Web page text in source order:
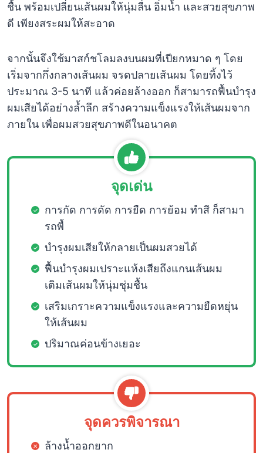
ชื้น พร้อมเปลี่ยนเส้นผมให้นุ่มลื่น อิ่มน้ำ และสวยสุขภาพ
ดี เพียงสระผมให้สะอาด
จากนั้นจึงใช้มาสก์ชโลมลงบนผมที่เปียกหมาด ๆ โดย
เริ่มจากกึ่งกลางเส้นผม จรดปลายเส้นผม โดยทิ้งไว้
ประมาณ 3-5 นาที แล้วค่อยล้างออก ก็สามารถฟื้นบำรุง
ผมเสียได้อย่างล้ำลึก สร้างความแข็งแรงให้เส้นผมจาก
ภายใน เพื่อผมสวยสุขภาพดีในอนาคต
จุดเด่น
การกัด การดัด การยืด การย้อม ทำสี ก็สามา
รถพื้
บำรุงผมเสียให้กลายเป็นผมสวยได้
ฟื้นบำรุงผมเปราะแห้งเสียถึงแกนเส้นผม
เติมเส้นผมให้นุ่มชุ่มชื้น
เสริมเกราะความแข็งแรงและความยืดหยุ่น
ให้เส้นผม
ปริมาณค่อนข้างเยอะ
จุดควรพิจารณา
ล้างน้ำออกยาก